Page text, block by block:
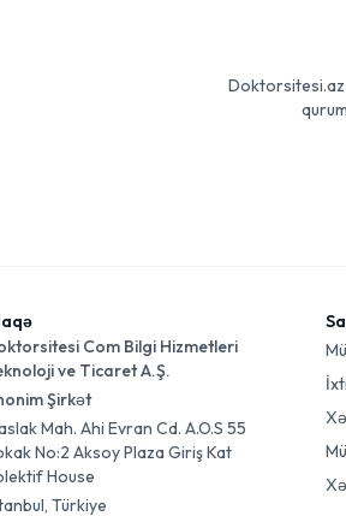
Doktorsitesi.az
Com Bilgi Hizmetleri
ve Ticaret A.Ş.
Şirkət
Mah. Ahi Evran Cd. A.O.S 55
No:2 Aksoy Plaza Giriş Kat
House
Türkiye